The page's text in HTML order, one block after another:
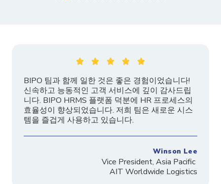
    
BIPO 팀과 함께 일한 것은 좋은 경험이었습니다!
신속하고 능동적인 고객 서비스에 깊이 감사드립
니다. BIPO HRMS 플랫폼 덕분에 HR 프로세스의
효율성이 향상되었습니다. 저희 팀은 새로운 시스
템을 즐겁게 사용하고 있습니다.
Winson Lee
Vice President, Asia Pacific
AIT Worldwide Logistics